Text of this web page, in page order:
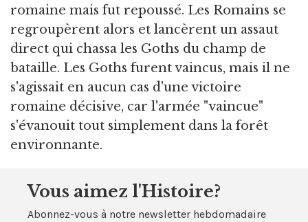
romaine mais fut repoussé. Les Romains se
regroupèrent alors et lancèrent un assaut
direct qui chassa les Goths du champ de
bataille. Les Goths furent vaincus, mais il ne
s'agissait en aucun cas d'une victoire
romaine décisive, car l'armée "vaincue"
s'évanouit tout simplement dans la forêt
environnante.
Vous aimez l'Histoire?
Abonnez-vous à notre newsletter hebdomadaire